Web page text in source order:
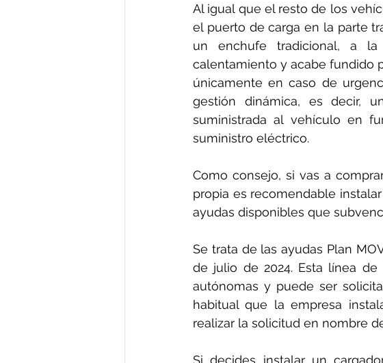
Al igual que el resto de los
el puerto de carga en la parte
un enchufe tradicional, a
calentamiento y acabe fundido
únicamente en caso de
gestión dinámica, es decir,
suministrada al vehículo en
suministro eléctrico.
Como consejo, si vas a
propia es recomendable
ayudas disponibles que
Se trata de las ayudas Plan
de julio de 2024. Esta línea
autónomas y puede ser
habitual que la empresa
realizar la solicitud en nombre
Si decides instalar un